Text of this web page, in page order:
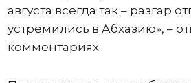
августа всегда так – разгар
устремились в Абхазию», –
комментариях.